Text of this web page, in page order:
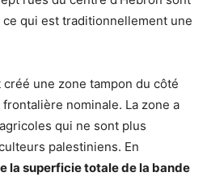
qui est traditionnellement une
une zone tampon du côté
nominale. La zone a
qui ne sont plus
palestiniens. En
la superficie totale de la bande